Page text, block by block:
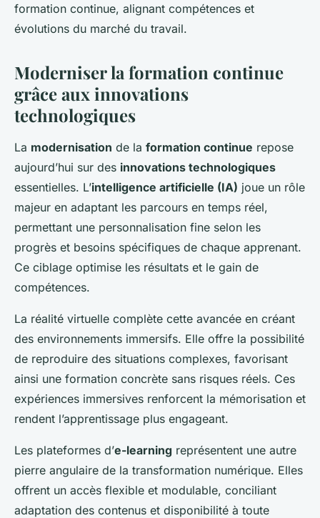
formation continue, alignant compétences et
évolutions du marché du travail.
Moderniser la formation continue
grâce aux innovations
technologiques
La modernisation de la formation continue repose
aujourd’hui sur des innovations technologiques
essentielles. L’intelligence artificielle (IA) joue un rôle
majeur en adaptant les parcours en temps réel,
permettant une personnalisation fine selon les
progrès et besoins spécifiques de chaque apprenant.
Ce ciblage optimise les résultats et le gain de
compétences.
La réalité virtuelle complète cette avancée en créant
des environnements immersifs. Elle offre la possibilité
de reproduire des situations complexes, favorisant
ainsi une formation concrète sans risques réels. Ces
expériences immersives renforcent la mémorisation et
rendent l’apprentissage plus engageant.
Les plateformes d’e-learning représentent une autre
pierre angulaire de la transformation numérique. Elles
offrent un accès flexible et modulable, conciliant
adaptation des contenus et disponibilité à toute